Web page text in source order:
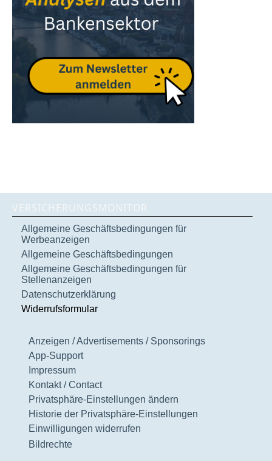
VERSICHERUNGSMONITOR
Allgemeine Geschäftsbedingungen für
Werbeanzeigen
Allgemeine Geschäftsbedingungen
Allgemeine Geschäftsbedingungen für
Stellenanzeigen
Datenschutzerklärung
Widerrufsformular
Anzeigen / Advertisements / Sponsorings
App-Support
Impressum
Kontakt / Contact
Privatsphäre-Einstellungen ändern
Historie der Privatsphäre-Einstellungen
Einwilligungen widerrufen
Bildrechte